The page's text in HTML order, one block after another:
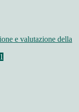
e valutazione della
1